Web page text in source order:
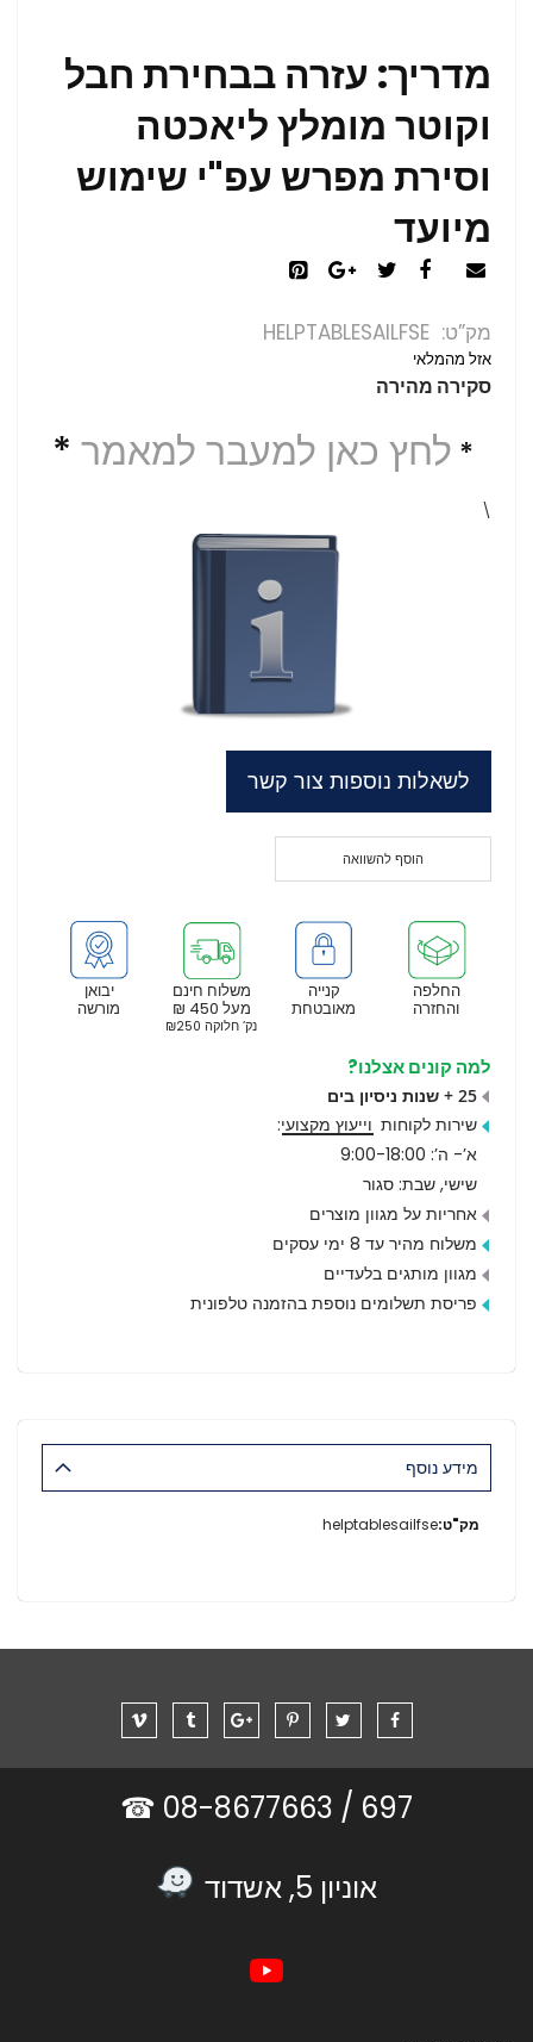
מדריך: עזרה בבחירת חבל
וקוטר מומלץ ליאכטה
וסירת מפרש עפ"י שימוש
מיועד
מק”ט HELPTABLESAILFSE
אזל מהמלאי
סקירה מהירה
* לחץ כאן למעבר למאמר *
\
לשאלות נוספות צור קשר
הוסף להשוואה
יבואן
מורשה
משלוח חינם
מעל 450 ₪
נק’ חלוקה ₪250
קנייה
מאובטחת
החלפה
והחזרה
למה קונים אצלנו?
25 + שנות ניסיון בים
שירות לקוחות וייעוץ מקצועי:
א’- ה’: 9:00-18:00
שישי, שבת: סגור
אחריות על מגוון מוצרים
משלוח מהיר עד 8 ימי עסקים
מגוון מותגים בלעדיים
פריסת תשלומים נוספת בהזמנה טלפונית
מידע נוסף
מידע
helptablesailfse
697 /
אוניון 5, אשדוד